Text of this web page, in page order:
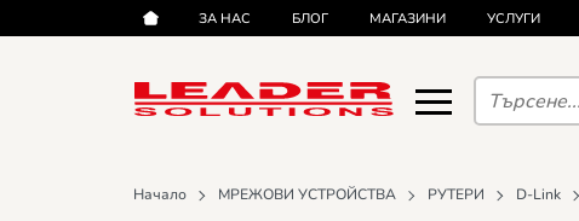
ЗА НАС БЛОГ МАГАЗИНИ УСЛУГИ
Начало МРЕЖОВИ УСТРОЙСТВА РУТЕРИ D-Link